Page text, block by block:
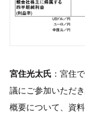
宮住光太氏 ：宮住
議にご参加いただ
概要について、資